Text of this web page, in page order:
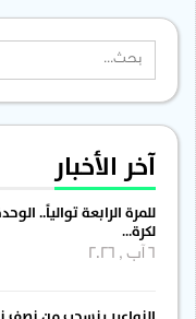
آخر الأخبار
للمرة الرابعة توالياً..
لكرة…